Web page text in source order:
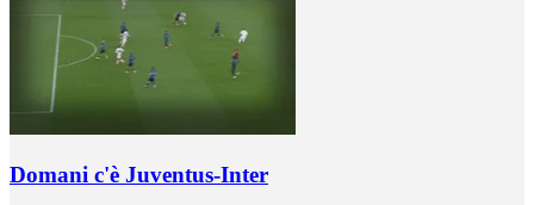
Domani c'è Juventus-Inter